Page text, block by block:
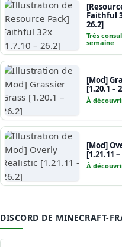
Faithful
26.2]
Très
semaine
[Mod]
[1.20.1 –
À
[Mod]
[1.21.11
À
DISCORD DE MINECRAFT-